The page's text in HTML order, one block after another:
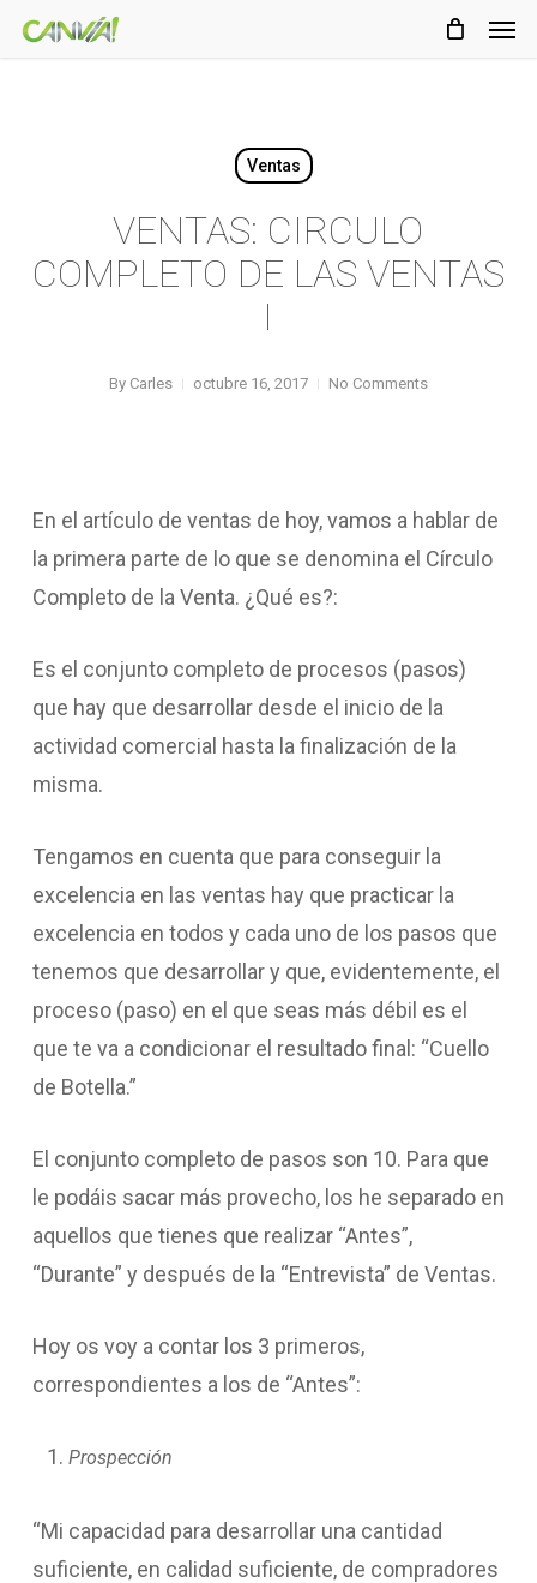
Skip
Ventas
VENTAS: CIRCULO
COMPLETO DE LAS VENTAS
I
By Carles octubre 16, 2017 No Comments
En el artículo de ventas de hoy, vamos a hablar de
la primera parte de lo que se denomina el Círculo
Completo de la Venta. ¿Qué es?:
Es el conjunto completo de procesos (pasos)
que hay que desarrollar desde el inicio de la
actividad comercial hasta la finalización de la
misma.
Tengamos en cuenta que para conseguir la
excelencia en las ventas hay que practicar la
excelencia en todos y cada uno de los pasos que
tenemos que desarrollar y que, evidentemente, el
proceso (paso) en el que seas más débil es el
que te va a condicionar el resultado final: “Cuello
de Botella.”
El conjunto completo de pasos son 10. Para que
le podáis sacar más provecho, los he separado en
aquellos que tienes que realizar “Antes”,
“Durante” y después de la “Entrevista” de Ventas.
Hoy os voy a contar los 3 primeros,
correspondientes a los de “Antes”:
Prospección
“Mi capacidad para desarrollar una cantidad
suficiente, en calidad suficiente, de compradores
Menu